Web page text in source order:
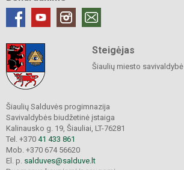
Steigėjas
Šiaulių miesto savivaldybė
Šiaulių Salduvės progimnazija
Savivaldybės biudžetinė įstaiga
Kalinausko g. 19, Šiauliai, LT-76281
Tel. +370 41 433 861
Mob. +370 674 56620
El. p. salduves@salduve.lt